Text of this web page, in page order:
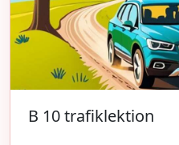
B 10 trafiklektion